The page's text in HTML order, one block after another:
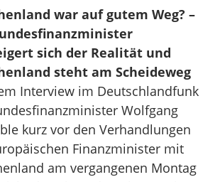
war auf gutem Weg? –
sich der Realität und
steht am Scheideweg
Interview im Deutschlandfunk
Wolfgang
kurz vor den Verhandlungen
Finanzminister mit
am vergangenen Montag